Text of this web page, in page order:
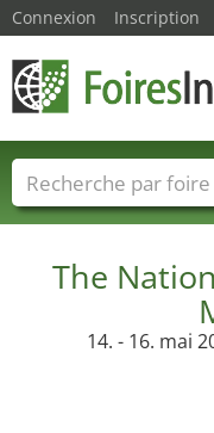
The
14. - 16. mai
Connexion Inscription
Foire noms Pays